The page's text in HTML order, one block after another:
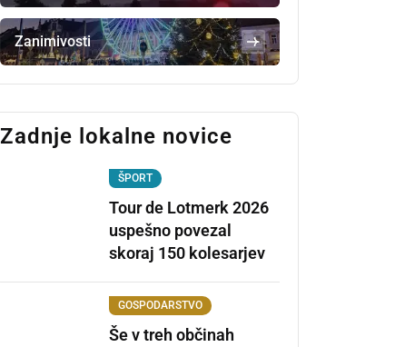
Zanimivosti
Zadnje lokalne novice
ŠPORT
Tour de Lotmerk 2026
uspešno povezal
skoraj 150 kolesarjev
GOSPODARSTVO
Še v treh občinah